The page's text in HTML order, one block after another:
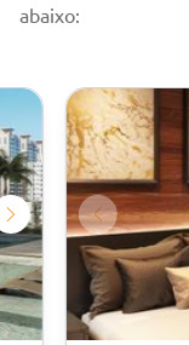
abaixo: